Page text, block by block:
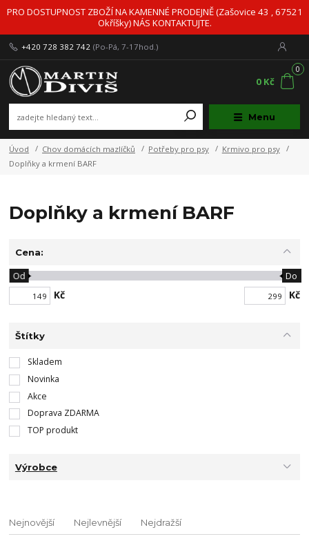
PRO DOSTUPNOST ZBOŽÍ NA KAMENNÉ PRODEJNĚ (Zašovice 43 , 67521
Okříšky) NÁS KONTAKTUJTE.
Menu
+420 728 382 742 (Po-Pá, 7-17hod.)
0
0 Kč
Úvod Chov domácích mazlíčků Potřeby pro psy
Krmivo pro psy
Doplňky a krmení BARF
Doplňky a krmení BARF
Cena:
Kč
Od Do
Kč
Štítky
Skladem
Novinka
Akce
Doprava ZDARMA
TOP produkt
Výrobce
Nejnovější Nejlevnější Nejdražší